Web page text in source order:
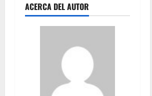
ACERCA DEL AUTOR